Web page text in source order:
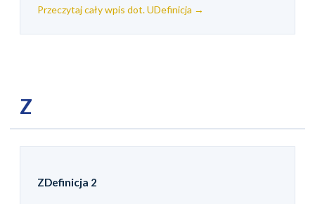
Przeczytaj cały wpis dot. UDefinicja →
Z
ZDefinicja 2